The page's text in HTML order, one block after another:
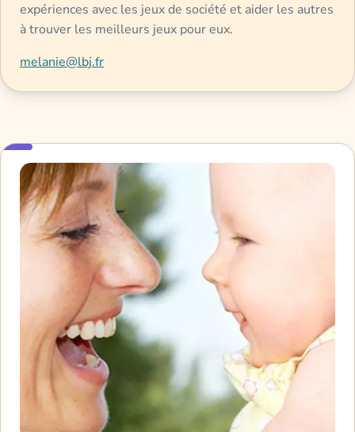
expériences avec les jeux de société et aider les autres
à trouver les meilleurs jeux pour eux.
melanie@lbj.fr